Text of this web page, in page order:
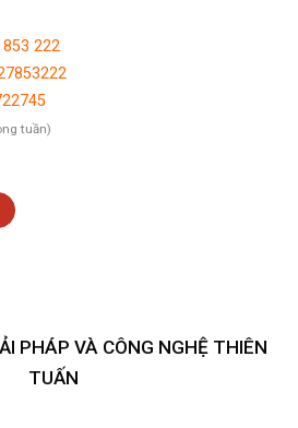
853 222
tuần)
PHÁP VÀ CÔNG NGHỆ THIÊN
TUẤN